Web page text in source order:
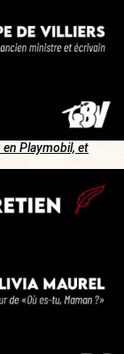
Playmobil, et